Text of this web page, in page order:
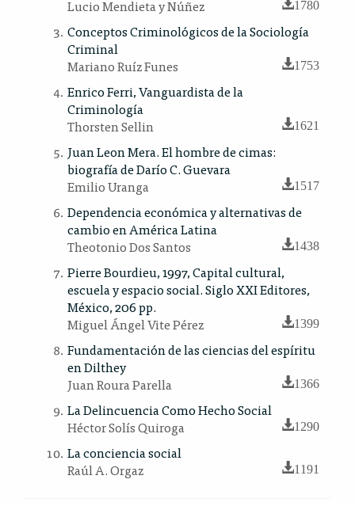
Lucio Mendieta y Núñez 1780
Conceptos Criminológicos de la Sociología
Criminal
Mariano Ruíz Funes
1753
Enrico Ferri, Vanguardista de la
Criminología
Thorsten Sellin
1621
Juan Leon Mera. El hombre de cimas:
biografía de Darío C. Guevara
Emilio Uranga
1517
Dependencia económica y alternativas de
cambio en América Latina
Theotonio Dos Santos
1438
Pierre Bourdieu, 1997, Capital cultural,
escuela y espacio social. Siglo XXI Editores,
México, 206 pp.
Miguel Ángel Vite Pérez
1399
Fundamentación de las ciencias del espíritu
en Dilthey
Juan Roura Parella
1366
La Delincuencia Como Hecho Social
Héctor Solís Quiroga
1290
La conciencia social
Raúl A. Orgaz
1191